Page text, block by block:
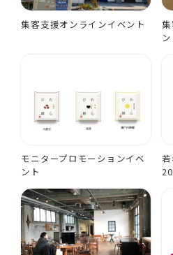
集客支援オンラインイベント
モニタープロモーションイベ
ント